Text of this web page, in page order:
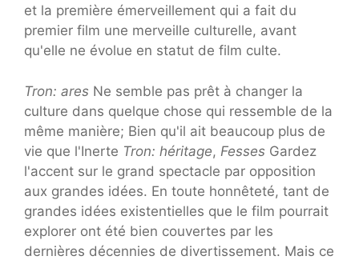
et la première émerveillement qui a fait du
premier film une merveille culturelle, avant
qu'elle ne évolue en statut de film culte.
Tron: ares Ne semble pas prêt à changer la
culture dans quelque chose qui ressemble de la
même manière; Bien qu'il ait beaucoup plus de
vie que l'Inerte Tron: héritage, Fesses Gardez
l'accent sur le grand spectacle par opposition
aux grandes idées. En toute honnêteté, tant de
grandes idées existentielles que le film pourrait
explorer ont été bien couvertes par les
dernières décennies de divertissement. Mais ce